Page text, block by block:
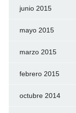
junio 2015
mayo 2015
marzo 2015
febrero 2015
octubre 2014